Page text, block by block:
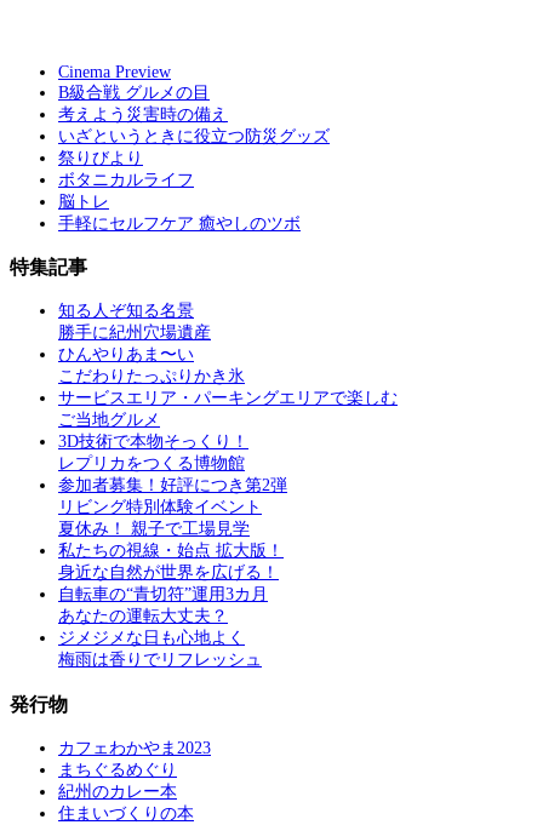
Cinema Preview
B級合戦 グルメの目
考えよう災害時の備え
いざというときに役立つ防災グッズ
祭りびより
ボタニカルライフ
脳トレ
手軽にセルフケア 癒やしのツボ
特集記事
知る人ぞ知る名景
勝手に紀州穴場遺産
ひんやりあま〜い
こだわりたっぷりかき氷
サービスエリア・パーキングエリアで楽しむ
ご当地グルメ
3D技術で本物そっくり！
レプリカをつくる博物館
参加者募集！好評につき第2弾
リビング特別体験イベント
夏休み！ 親子で工場見学
私たちの視線・始点 拡大版！
身近な自然が世界を広げる！
自転車の“青切符”運用3カ月
あなたの運転大丈夫？
ジメジメな日も心地よく
梅雨は香りでリフレッシュ
発行物
カフェわかやま2023
まちぐるめぐり
紀州のカレー本
住まいづくりの本